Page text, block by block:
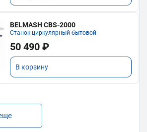
BELMASH CBS-2000
Станок циркулярный бытовой
50 490 ₽
В корзину